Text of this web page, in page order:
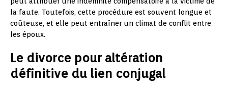
la faute. Toutefois, cette procédure est souvent longue et
coûteuse, et elle peut entraîner un climat de conflit entre
les époux.
Le divorce pour altération
définitive du lien conjugal